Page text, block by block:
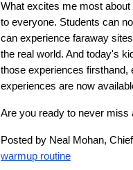
What excites me most
to everyone. Students can
can experience faraway
the real world. And today's
those experiences firsthand,
experiences are now
Are you ready to never miss
Posted by Neal Mohan,
warmup routine